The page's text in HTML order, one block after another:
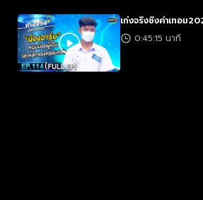
เก่งจริงชิงค่าเทอม
0:45:15 นาที